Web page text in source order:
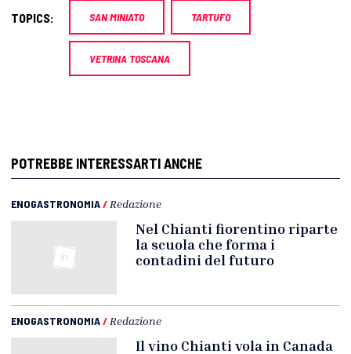
TOPICS: SAN MINIATO TARTUFO
VETRINA TOSCANA
POTREBBE INTERESSARTI ANCHE
ENOGASTRONOMIA/ Redazione
Nel Chianti fiorentino riparte
la scuola che forma i
contadini del futuro
ENOGASTRONOMIA/ Redazione
Il vino Chianti vola in Canada